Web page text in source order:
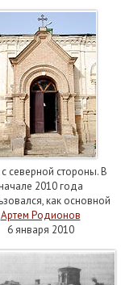
северной стороны. В
2010 года
как основной
Артем Родионов
6 января 2010